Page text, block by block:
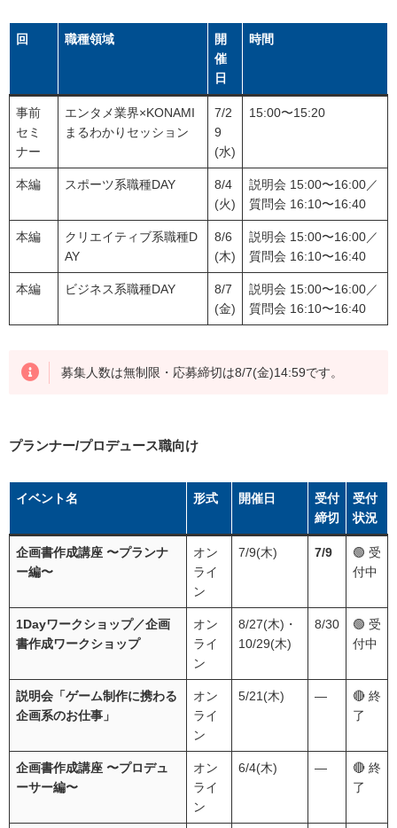
回 職種領域
開
催
日
時間
事前
セミ
ナー
エンタメ業界×KONAMI
まるわかりセッション
7/2
9
(水)
15:00〜15:20
本編 スポーツ系職種DAY
8/4
(火)
説明会 15:00〜16:00／
質問会 16:10〜16:40
本編
クリエイティブ系職種D
AY
8/6
(木)
説明会 15:00〜16:00／
質問会 16:10〜16:40
本編 ビジネス系職種DAY
8/7
(金)
説明会 15:00〜16:00／
質問会 16:10〜16:40
募集人数は無制限・応募締切は8/7(金)14:59です。
プランナー/プロデュース職向け
イベント名 形式 開催日
受付
締切
受付
状況
企画書作成講座 〜プランナ
ー編〜
オン
ライ
ン
7/9(木) 7/9
🟢 受
付中
1Dayワークショップ／企画
書作成ワークショップ
オン
ライ
ン
8/27(木)・
10/29(木)
8/30
🟢 受
付中
説明会「ゲーム制作に携わる
企画系のお仕事」
オン
ライ
ン
5/21(木) ―
🔴 終
了
企画書作成講座 〜プロデュ
ーサー編〜
オン
ライ
ン
6/4(木) ―
🔴 終
了